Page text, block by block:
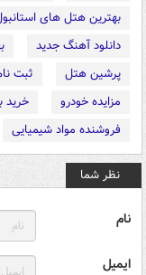
بهترین هتل های
دانلود آهنگ جدید
پرشین هتل
ثبت
مزایده خودرو
خرید
فروشنده مواد شیمیایی
نظر شما
نام
ایمیل